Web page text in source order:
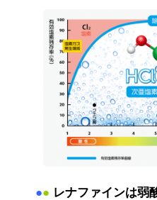
●● レナファインは弱